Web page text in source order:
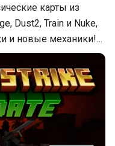
карты из
Dust2, Train и Nuke,
и новые механики!…